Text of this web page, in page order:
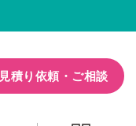
見積り依頼・ご相談